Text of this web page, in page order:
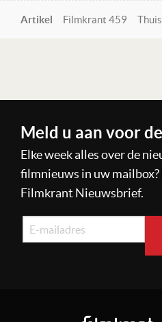
Artikel Filmkrant 459
Meld u aan voor
Elke week alles over de
filmnieuws in uw mailbox?
Filmkrant Nieuwsbrief.